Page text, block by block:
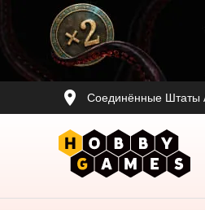
Соединённые Штаты